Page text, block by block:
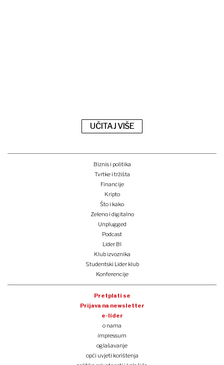
UČITAJ VIŠE
Biznis i politika
Tvrtke i tržišta
Financije
Kripto
Što i kako
Zeleno i digitalno
Unplugged
Podcast
Lider BI
Klub izvoznika
Studentski Lider klub
Konferencije
Pretplati se
Prijava na newsletter
e-lider
o nama
impressum
oglašavanje
opći uvjeti korištenja